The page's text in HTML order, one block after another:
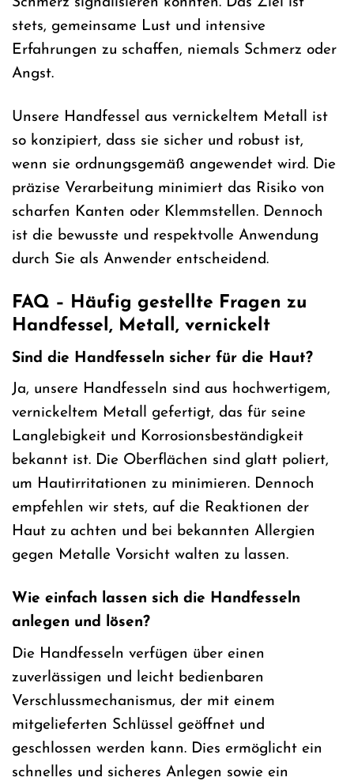
stets, gemeinsame Lust und intensive
Erfahrungen zu schaffen, niemals Schmerz oder
Angst.
Unsere Handfessel aus vernickeltem Metall ist
so konzipiert, dass sie sicher und robust ist,
wenn sie ordnungsgemäß angewendet wird. Die
präzise Verarbeitung minimiert das Risiko von
scharfen Kanten oder Klemmstellen. Dennoch
ist die bewusste und respektvolle Anwendung
durch Sie als Anwender entscheidend.
FAQ – Häufig gestellte Fragen zu
Handfessel, Metall, vernickelt
Sind die Handfesseln sicher für die Haut?
Ja, unsere Handfesseln sind aus hochwertigem,
vernickeltem Metall gefertigt, das für seine
Langlebigkeit und Korrosionsbeständigkeit
bekannt ist. Die Oberflächen sind glatt poliert,
um Hautirritationen zu minimieren. Dennoch
empfehlen wir stets, auf die Reaktionen der
Haut zu achten und bei bekannten Allergien
gegen Metalle Vorsicht walten zu lassen.
Wie einfach lassen sich die Handfesseln
anlegen und lösen?
Die Handfesseln verfügen über einen
zuverlässigen und leicht bedienbaren
Verschlussmechanismus, der mit einem
mitgelieferten Schlüssel geöffnet und
geschlossen werden kann. Dies ermöglicht ein
schnelles und sicheres Anlegen sowie ein